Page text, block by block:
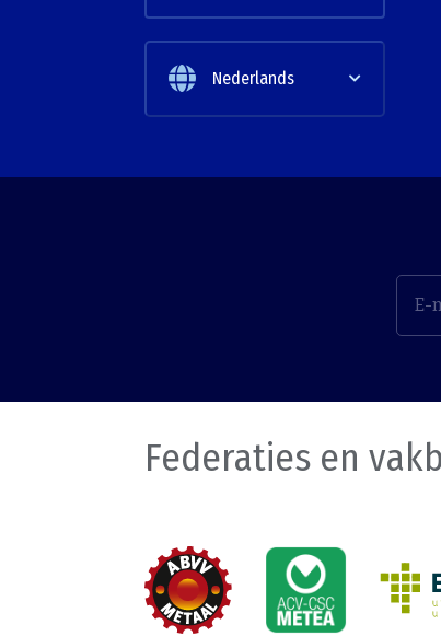
Nederlands
Federaties en